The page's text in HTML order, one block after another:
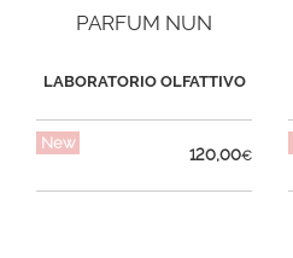
PARFUM NUN
LABORATORIO OLFATTIVO
New
120,00€